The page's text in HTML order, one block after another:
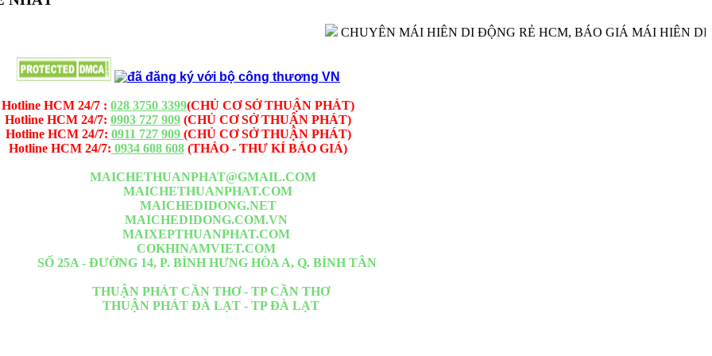
CHUYÊN MÁI HIÊN DI ĐỘNG RẺ HCM, BÁO GIÁ MÁI HIÊN DI
Hotline HCM 24/7 : 028 3750 3399(CHỦ CƠ SỞ THUẬN PHÁT)
Hotline HCM 24/7: 0903 727 909 (CHỦ CƠ SỞ THUẬN PHÁT)
Hotline HCM 24/7: 0911 727 909 (CHỦ CƠ SỞ THUẬN PHÁT)
Hotline HCM 24/7: 0934 608 608 (THẢO - THƯ KÍ BÁO GIÁ)
MAICHETHUANPHAT@GMAIL.COM
MAICHETHUANPHAT.COM
MAICHEDIDONG.NET
MAICHEDIDONG.COM.VN
MAIXEPTHUANPHAT.COM
COKHINAMVIET.COM
SỐ 25A - ĐƯỜNG 14, P. BÌNH HƯNG HÒA A, Q. BÌNH TÂN
THUẬN PHÁT CẦN THƠ - TP CẦN THƠ
THUẬN PHÁT ĐÀ LẠT - TP ĐÀ LẠT